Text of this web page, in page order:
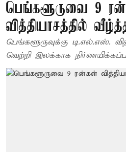
பெங்களூருவை 9
வித்தியாசத்தில்
பெங்களூருவுக்கு டி.எல்.எஸ்.
வெற்றி இலக்காக